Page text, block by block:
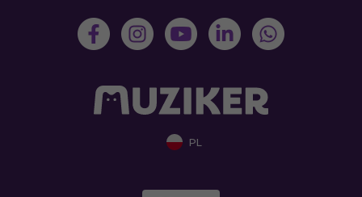
PL